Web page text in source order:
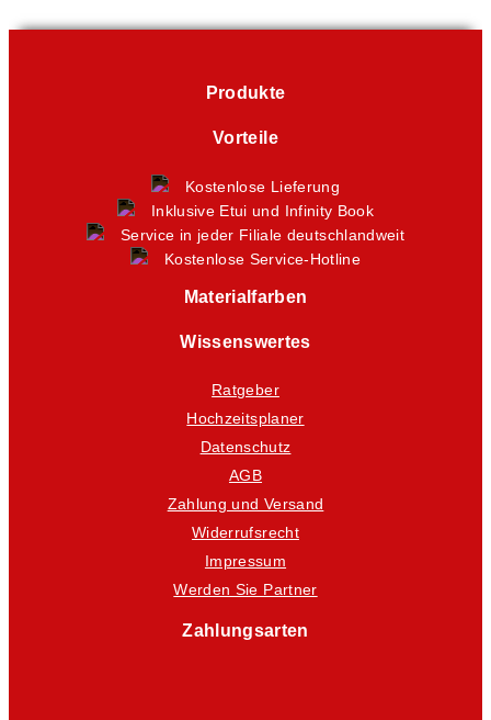
Produkte
Vorteile
Kostenlose Lieferung
Inklusive Etui und Infinity Book
Service in jeder Filiale deutschlandweit
Kostenlose Service-Hotline
Materialfarben
Wissenswertes
Ratgeber
Hochzeitsplaner
Datenschutz
AGB
Zahlung und Versand
Widerrufsrecht
Impressum
Werden Sie Partner
Zahlungsarten